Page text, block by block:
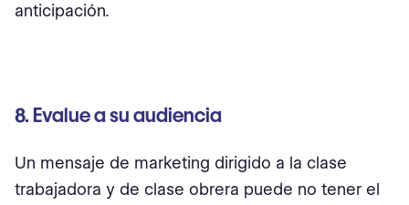
anticipación.
8. Evalue a su audiencia
Un mensaje de marketing dirigido a la clase
trabajadora y de clase obrera puede no tener el